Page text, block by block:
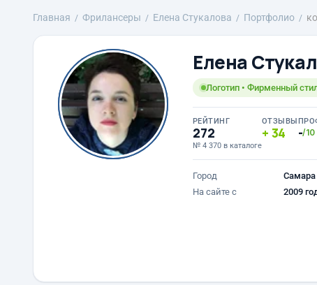
Главная Фрилансеры Елена Стукалова Портфолио
Елена
Логотип • Фирменный
РЕЙТИНГ
272
№ 4 370 в каталоге
ОТЗЫВЫ
34 -/10
Город
Самара
На сайте с
2009